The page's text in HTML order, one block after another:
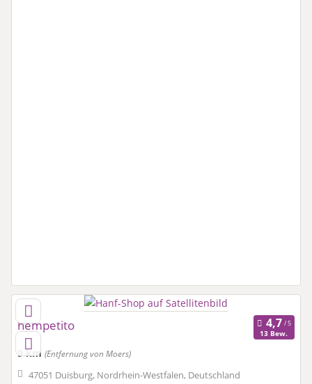
hempetito
13 Bew.
9 km (Entfernung von Moers)
47051 Duisburg, Nordrhein-Westfalen, Deutschland